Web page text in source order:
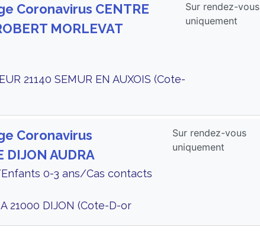
Coronavirus CENTRE
MORLEVAT
21140 SEMUR EN AUXOIS (Cote-
Sur rendez-vous
uniquement
Coronavirus
DIJON AUDRA
0-3 ans/Cas contacts
21000 DIJON (Cote-D-or
Sur rendez-vous
uniquement